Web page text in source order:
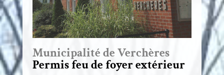
Municipalité de Verchères
Permis feu de foyer extérieur